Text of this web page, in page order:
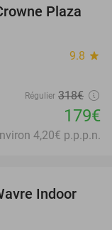
44%
Plaza
9.8 star
Régulier 318€
179€
4,20€ p.p.p.n.
29%
Indoor